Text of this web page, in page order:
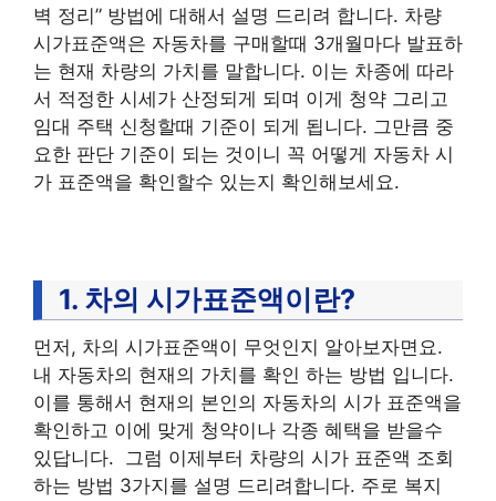
벽 정리” 방법에 대해서 설명 드리려 합니다. 차량
시가표준액은 자동차를 구매할때 3개월마다 발표하
는 현재 차량의 가치를 말합니다. 이는 차종에 따라
서 적정한 시세가 산정되게 되며 이게 청약 그리고
임대 주택 신청할때 기준이 되게 됩니다. 그만큼 중
요한 판단 기준이 되는 것이니 꼭 어떻게 자동차 시
가 표준액을 확인할수 있는지 확인해보세요.
1. 차의 시가표준액이란?
먼저, 차의 시가표준액이 무엇인지 알아보자면요.
내 자동차의 현재의 가치를 확인 하는 방법 입니다.
이를 통해서 현재의 본인의 자동차의 시가 표준액을
확인하고 이에 맞게 청약이나 각종 혜택을 받을수
있답니다. 그럼 이제부터 차량의 시가 표준액 조회
하는 방법 3가지를 설명 드리려합니다. 주로 복지